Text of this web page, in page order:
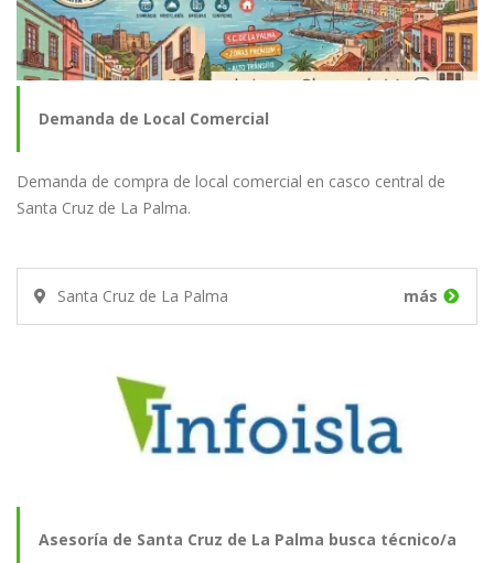
Demanda de Local Comercial
Demanda de compra de local comercial en casco central de
Santa Cruz de La Palma.
Santa Cruz de La Palma más
Asesoría de Santa Cruz de La Palma busca técnico/a